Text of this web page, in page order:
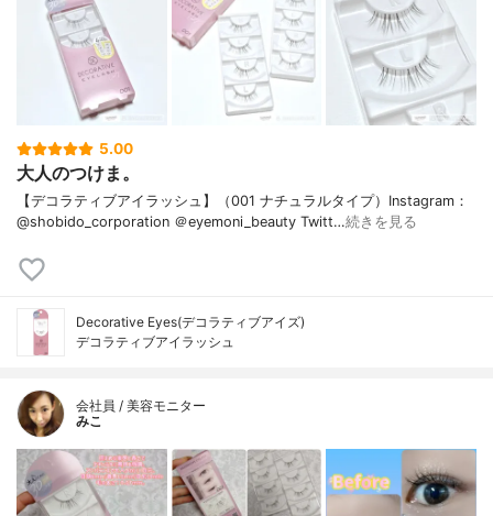
5.00
大人のつけま。
【デコラティブアイラッシュ】（001 ナチュラルタイプ）Instagram：
@shobido_corporation ＠eyemoni_beauty Twitt…続きを見る
Decorative Eyes(デコラティブアイズ)
デコラティブアイラッシュ
会社員 / 美容モニター
みこ